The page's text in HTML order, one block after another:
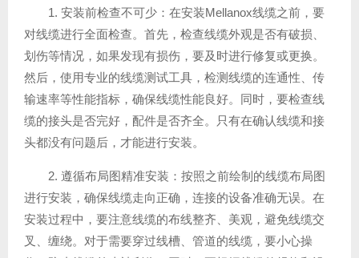
1. 安装前检查不可少：在安装Mellanox线缆之前，要
对线缆进行全面检查。首先，检查线缆外观是否有破损、
划伤等情况，如果发现有损伤，要及时进行修复或更换。
然后，使用专业的线缆测试工具，检测线缆的连通性、传
输速率等性能指标，确保线缆性能良好。同时，要检查线
缆的接头是否完好，配件是否齐全。只有在确认线缆和接
头都没有问题后，才能进行安装。
2. 遵循布局图精准安装：按照之前绘制的线缆布局图
进行安装，确保线缆走向正确，连接的设备准确无误。在
安装过程中，要注意线缆的布线整齐、美观，避免线缆交
叉、缠绕。对于需要穿过线槽、管道的线缆，要小心操